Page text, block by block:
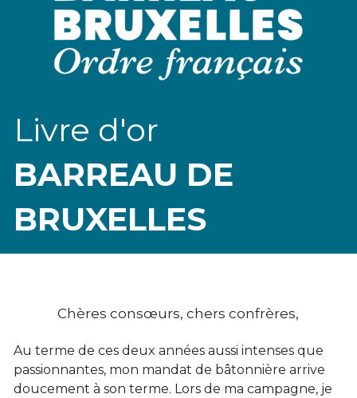
Livre d'or
BARREAU DE
BRUXELLES
Chères consœurs, chers confrères,
Au terme de ces deux années aussi intenses que
passionnantes, mon mandat de bâtonnière arrive
doucement à son terme. Lors de ma campagne, je